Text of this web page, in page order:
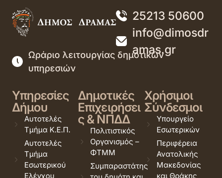
25213 50600
info@dimosdr
amas.gr
Ωράριο λειτουργίας δημοτικών
υπηρεσιών
Υπηρεσίες
Δήμου
Αυτοτελές
Τμήμα Κ.Ε.Π.
Αυτοτελές
Τμήμα
Εσωτερικού
Ελέγχου
Δημοτικές
Επιχειρήσει
ς & ΝΠΔΔ
Πολιτιστικός
Οργανισμός –
ΦΤΜΜ
Συμπαραστάτης
Χρήσιμοι
Σύνδεσμοι
Υπουργείο
Εσωτερικών
Περιφέρεια
Ανατολικής
Μακεδονίας
και Θράκης